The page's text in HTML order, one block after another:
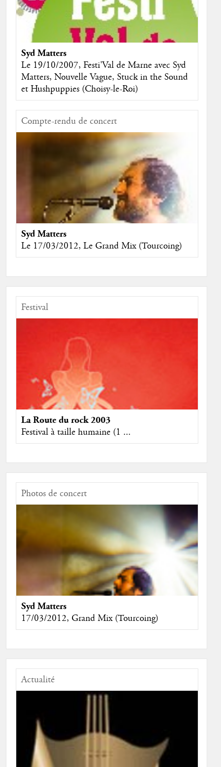
Syd Matters
Le 19/10/2007, Festi'Val de Marne avec Syd
Matters, Nouvelle Vague, Stuck in the Sound
et Hushpuppies (Choisy-le-Roi)
Compte-rendu de concert
Syd Matters
Le 17/03/2012, Le Grand Mix (Tourcoing)
Festival
La Route du rock 2003
Festival à taille humaine (1 ...
Photos de concert
Syd Matters
17/03/2012, Grand Mix (Tourcoing)
Actualité